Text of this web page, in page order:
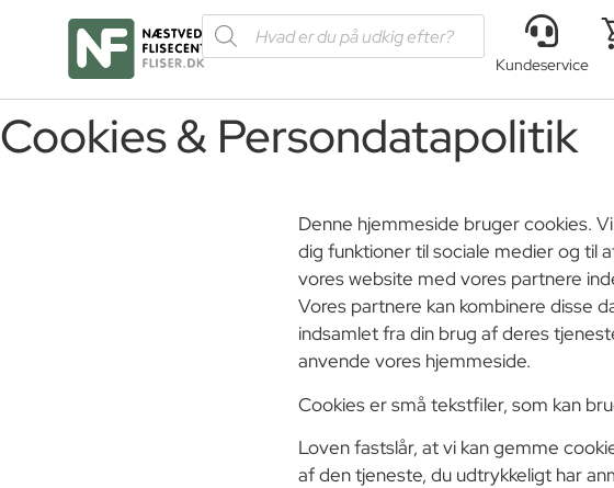
Kundeservice
Cookies & Persondatapolitik
Denne hjemmeside bruger cookies.
dig funktioner til sociale medier og til
vores website med vores partnere
Vores partnere kan kombinere disse
indsamlet fra din brug af deres
anvende vores hjemmeside.
Cookies er små tekstfiler, som kan
Loven fastslår, at vi kan gemme
af den tjeneste, du udtrykkeligt har